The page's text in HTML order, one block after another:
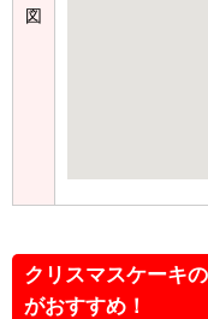
図
クリスマスケーキ
がおすすめ！